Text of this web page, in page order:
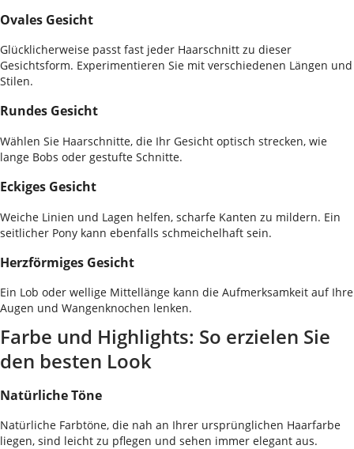
Ovales Gesicht
Glücklicherweise passt fast jeder Haarschnitt zu dieser
Gesichtsform. Experimentieren Sie mit verschiedenen Längen und
Stilen.
Rundes Gesicht
Wählen Sie Haarschnitte, die Ihr Gesicht optisch strecken, wie
lange Bobs oder gestufte Schnitte.
Eckiges Gesicht
Weiche Linien und Lagen helfen, scharfe Kanten zu mildern. Ein
seitlicher Pony kann ebenfalls schmeichelhaft sein.
Herzförmiges Gesicht
Ein Lob oder wellige Mittellänge kann die Aufmerksamkeit auf Ihre
Augen und Wangenknochen lenken.
Farbe und Highlights: So erzielen Sie
den besten Look
Natürliche Töne
Natürliche Farbtöne, die nah an Ihrer ursprünglichen Haarfarbe
liegen, sind leicht zu pflegen und sehen immer elegant aus.